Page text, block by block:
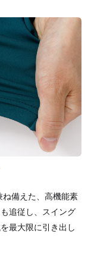
備えた、高機能素
追従し、スイング
最大限に引き出し